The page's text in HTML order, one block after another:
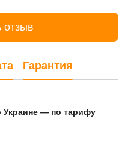
отзыв
Гарантия
Украине — по тарифу